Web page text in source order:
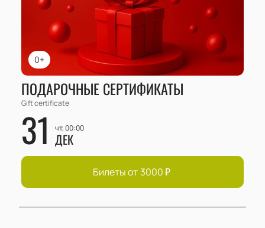
0+
ПОДАРОЧНЫЕ СЕРТИФИКАТЫ
Gift certificate
31 чт, 00:00
ДЕК
Билеты от 3000₽